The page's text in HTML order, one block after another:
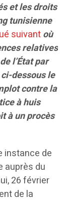
et les droits
tunisienne
suivantoù
relatives
l’État par
dessous le
contre la
à huis
à un procès
instance de
auprès du
26 février
de la